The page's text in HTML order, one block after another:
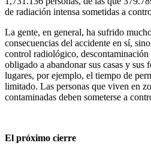
de radiación intensa sometidas a
La gente, en general, ha sufrido
consecuencias del accidente en sí,
control radiológico, descontaminación
obligado a abandonar sus casas y sus
lugares, por ejemplo, el tiempo de
limitado. Las personas que viven en
contaminadas deben someterse a
El próximo cierre